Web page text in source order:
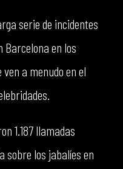
serie de incidentes
Barcelona en los
a menudo en el
1.187 llamadas
sobre los jabalíes en